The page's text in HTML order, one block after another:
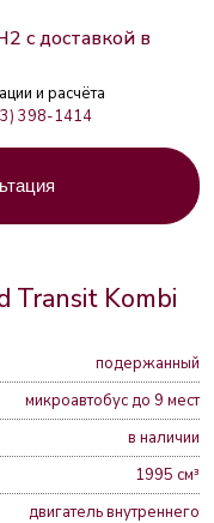
с доставкой в
и расчёта
398-1414
Transit Kombi
подержанный
микроавтобус до 9 мест
в наличии
1995 см³
двигатель внутреннего